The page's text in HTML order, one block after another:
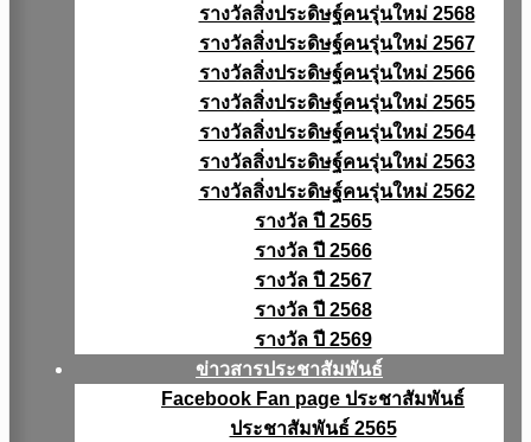
รางวัลสิ่งประดิษฐ์คนรุ่นใหม่ 2568
รางวัลสิ่งประดิษฐ์คนรุ่นใหม่ 2567
รางวัลสิ่งประดิษฐ์คนรุ่นใหม่ 2566
รางวัลสิ่งประดิษฐ์คนรุ่นใหม่ 2565
รางวัลสิ่งประดิษฐ์คนรุ่นใหม่ 2564
รางวัลสิ่งประดิษฐ์คนรุ่นใหม่ 2563
รางวัลสิ่งประดิษฐ์คนรุ่นใหม่ 2562
รางวัล ปี 2565
รางวัล ปี 2566
รางวัล ปี 2567
รางวัล ปี 2568
รางวัล ปี 2569
ข่าวสารประชาสัมพันธ์
Facebook Fan page ประชาสัมพันธ์
ประชาสัมพันธ์ 2565